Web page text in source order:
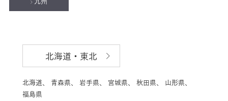
北海道・東北
北海道、 青森県、 岩手県、 宮城県、 秋田県、
山形県、
福島県